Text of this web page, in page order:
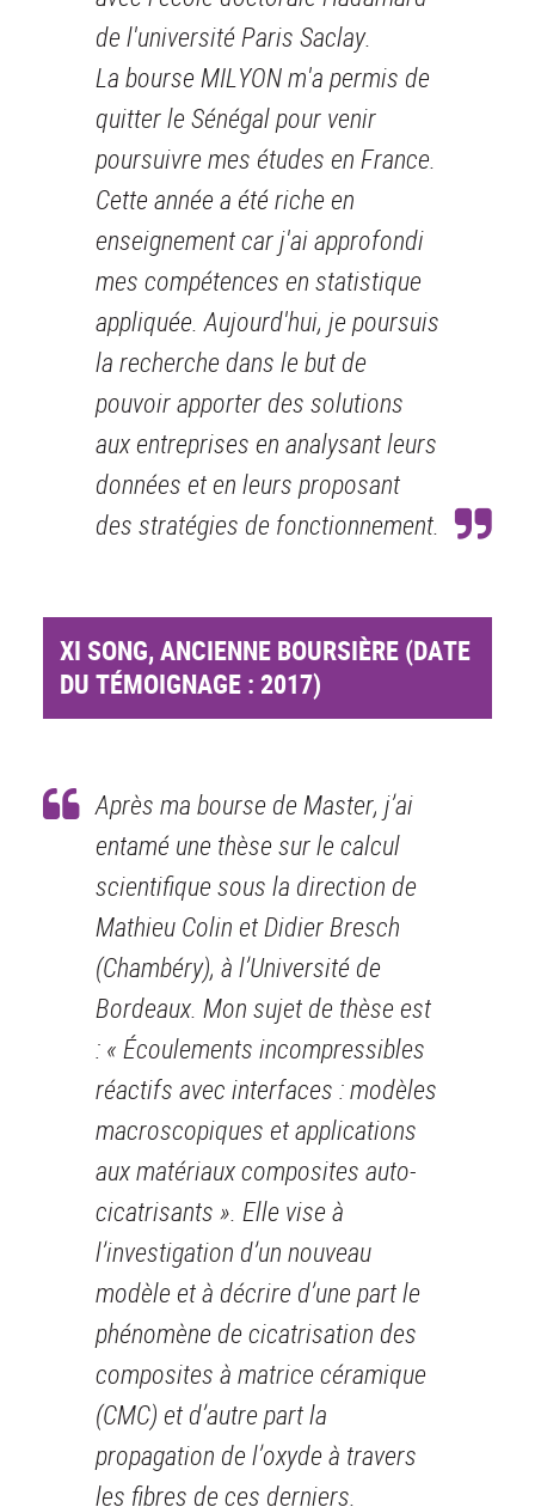
de l'université Paris Saclay.
La bourse MILYON m'a permis de
quitter le Sénégal pour venir
poursuivre mes études en France.
Cette année a été riche en
enseignement car j'ai approfondi
mes compétences en statistique
appliquée. Aujourd'hui, je poursuis
la recherche dans le but de
pouvoir apporter des solutions
aux entreprises en analysant leurs
données et en leurs proposant
des stratégies de fonctionnement.
XI SONG, ANCIENNE BOURSIÈRE (DATE
DU TÉMOIGNAGE : 2017)
Après ma bourse de Master, j’ai
entamé une thèse sur le calcul
scientifique sous la direction de
Mathieu Colin et Didier Bresch
(Chambéry), à l’Université de
Bordeaux. Mon sujet de thèse est
: « Écoulements incompressibles
réactifs avec interfaces : modèles
macroscopiques et applications
aux matériaux composites auto-
cicatrisants ». Elle vise à
l’investigation d’un nouveau
modèle et à décrire d’une part le
phénomène de cicatrisation des
composites à matrice céramique
(CMC) et d’autre part la
propagation de l’oxyde à travers
les fibres de ces derniers.